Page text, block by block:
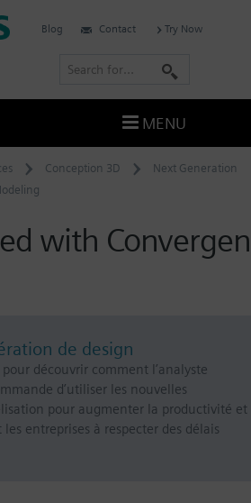
Conception 3D
Next Generation
with
de design
découvrir comment l’analyste
d’utiliser les nouvelles
pour augmenter la productivité et
entreprises à respecter des délais
Siemens
Industries
for
Life
Blog Contact Try Now
r
c
MENU